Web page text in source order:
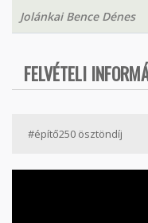
Jolánkai Bence Dénes
FELVÉTELI
#építő250 ösztöndíj